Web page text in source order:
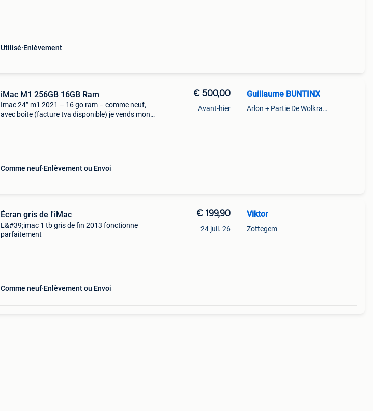
Utilisé Enlèvement
iMac M1 256GB 16GB Ram
Imac 24” m1 2021 – 16 go ram – comme neuf,
avec boîte (facture tva disponible) je vends mon
Comme neuf Enlèvement ou Envoi
€ 500,00
Avant-hier
Guillaume BUNTINX
Arlon + Partie De Wolkrange
Écran gris de l'iMac
L&#39;imac 1 tb gris de fin 2013 fonctionne
parfaitement
Comme neuf Enlèvement ou Envoi
€ 199,90
24 juil. 26
Viktor
Zottegem